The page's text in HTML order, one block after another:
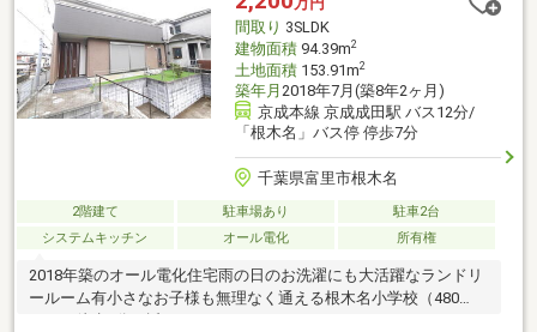
━━━━━・・・物件の詳細・ご相談はお気軽にお問い合わせく
ださい。
間取り 3SLDK
建物面積94.39m2
土地面積153.91m2
築年月 2018年7月(築8年2ヶ月)
京成本線 京成成田駅 バス12分/
「根木名」バス停 停歩7分
千葉県富里市根木名
2階建て 駐車場あり
駐車2台
システムキッチン
オール電化 所有権
2018年築のオール電化住宅雨の日のお洗濯にも大活躍なランドリ
ールーム有小さなお子様も無理なく通える根木名小学校（480